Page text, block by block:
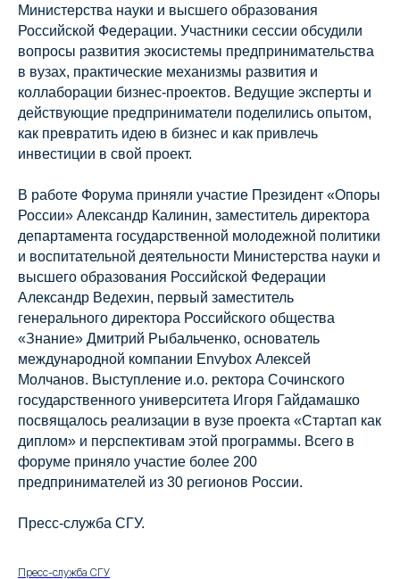
Министерства науки и высшего образования
Российской Федерации. Участники сессии обсудили
вопросы развития экосистемы предпринимательства
в вузах, практические механизмы развития и
коллаборации бизнес-проектов. Ведущие эксперты и
действующие предприниматели поделились опытом,
как превратить идею в бизнес и как привлечь
инвестиции в свой проект.
В работе Форума приняли участие Президент «Опоры
России» Александр Калинин, заместитель директора
департамента государственной молодежной политики
и воспитательной деятельности Министерства науки и
высшего образования Российской Федерации
Александр Ведехин, первый заместитель
генерального директора Российского общества
«Знание» Дмитрий Рыбальченко, основатель
международной компании Envybox Алексей
Молчанов. Выступление и.о. ректора Сочинского
государственного университета Игоря Гайдамашко
посвящалось реализации в вузе проекта «Стартап как
диплом» и перспективам этой программы. Всего в
форуме приняло участие более 200
предпринимателей из 30 регионов России.
Пресс-служба СГУ.
Пресс-служба СГУ